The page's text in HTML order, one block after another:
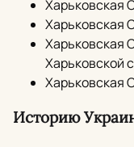
Харьковская
Харьковская
Харьковская
Харьковской
Харьковская
Историю